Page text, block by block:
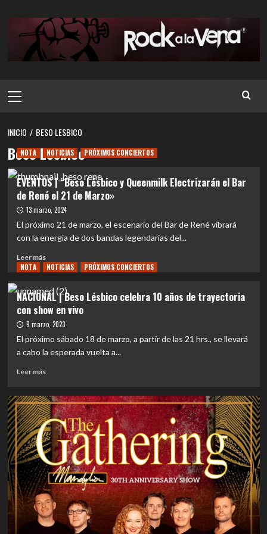
contenido
principal
INICIO BESO LESBICO
Beso Lesbico
NOTA NOTICIAS PRÓXIMOS CONCIERTOS
EVENTOS | “Beso Lésbico y Queenmilk Electrizarán el Bar
de René el 21 de Marzo»
13 marzo, 2024
El próximo 21 de marzo, el escenario del Bar de René vibrará
con la energía de dos bandas legendarias del...
Leer másLeer
más
EVENTOS
|
“Beso
Lésbico
Electrizarán
el
René
el
21
de
Marzo»
NOTA NOTICIAS PRÓXIMOS CONCIERTOS
NACIONAL | Beso Lésbico celebra 10 años de trayectoria
con show en vivo
9 marzo, 2023
El próximo sábado 18 de marzo, a partir de las 21 hrs., se llevará
a cabo la esperada vuelta a...
Leer másLeer
NACIONAL
|
Beso
Lésbico
celebra
10
años
de
trayectoria
con
show
en